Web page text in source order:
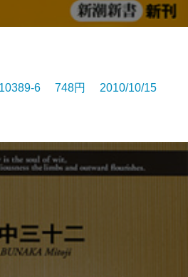
6 748円 2010/10/15